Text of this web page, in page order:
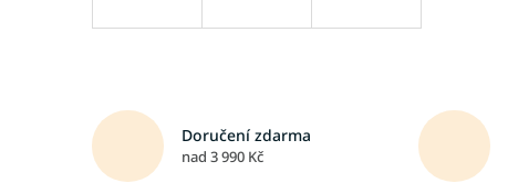
Doručení zdarma
nad 3 990 Kč